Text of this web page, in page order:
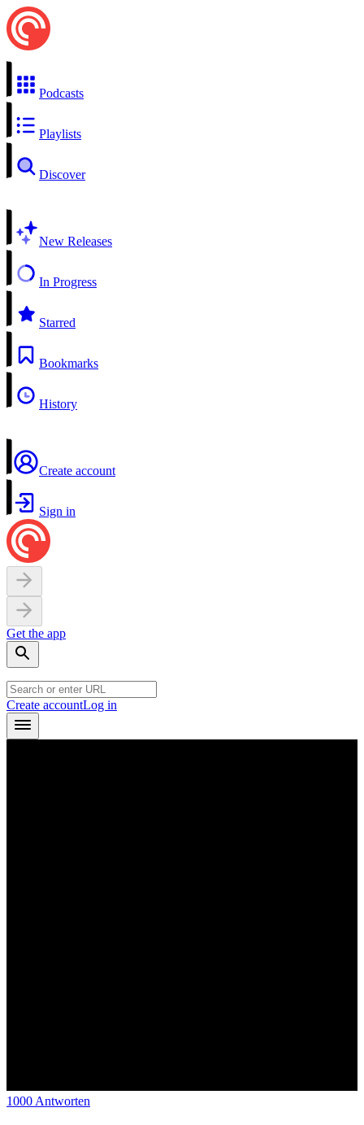
Podcasts
Playlists
Discover
New Releases
In Progress
Starred
Bookmarks
History
Create account
Sign in
Get the app
Create accountLog in
1000 Antworten